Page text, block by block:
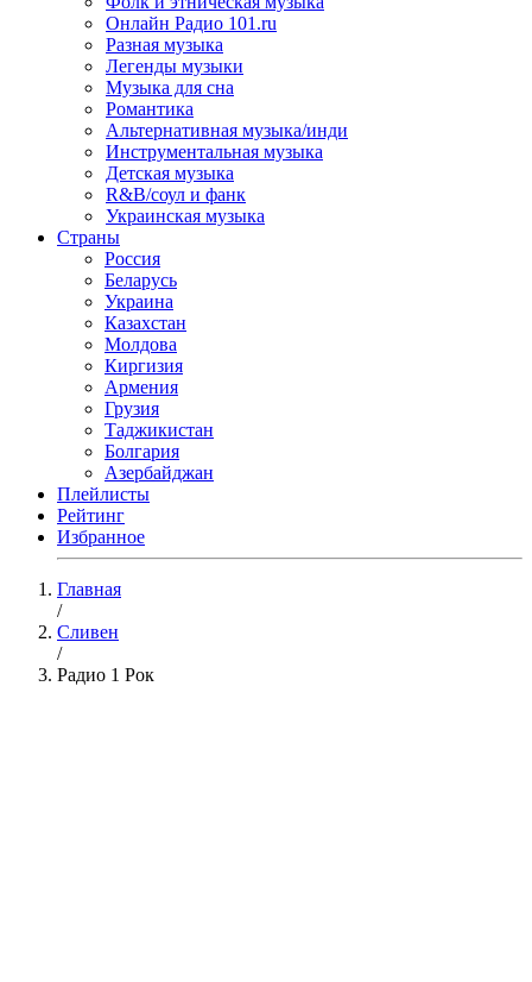
Онлайн Радио 101.ru
Разная музыка
Легенды музыки
Музыка для сна
Романтика
Альтернативная музыка/инди
Инструментальная музыка
Детская музыка
R&B/cоул и фанк
Украинская музыка
Страны
Россия
Беларусь
Украина
Казахстан
Молдова
Киргизия
Армения
Грузия
Таджикистан
Болгария
Азербайджан
Плейлисты
Рейтинг
Избранное
Главная
/
Сливен
/
Радио 1 Рок